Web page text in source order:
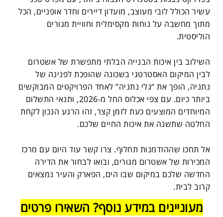
עשיר הכולל לובי מעוצב, מועדון דיירים וחדר אופניים, הכל
מתוך מחשבה על נוחות מקסימלית וחוויית מגורים
הוליסטית.
השילוב בין איכות הבנייה הבלתי מתפשרת של אשטרום
לבין המיקום האסטרטגי בשכונה שהופכת לפנינה של
נתניה, הופך את “גלי נתניה” לאחד הפרויקטים המבוקשים
ביותר כיום. עם צפי אכלוס החל מ-2026, ותנאי התשלום
המיוחדים המוצעים כעת לזמן קצר, זהו הרגע הנכון לקחת
החלטה שתשנה את איכות החיים שלכם.
אל תחכו שההזדמנות תחלוף. צרו קשר עוד היום עם מרכז
המכירות של אשטרום מגורים, ובואו לבחור את הדירה
החדשה שלכם במיקום שבו הים, הפארק והעיר נמצאים
קרוב לבית.
מעוניינים במידע נוסף? השאירו פרטים